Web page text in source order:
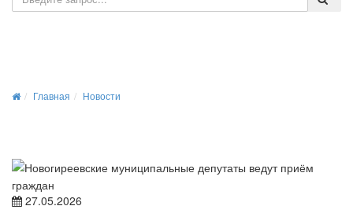
Главная Новости
27.05.2026